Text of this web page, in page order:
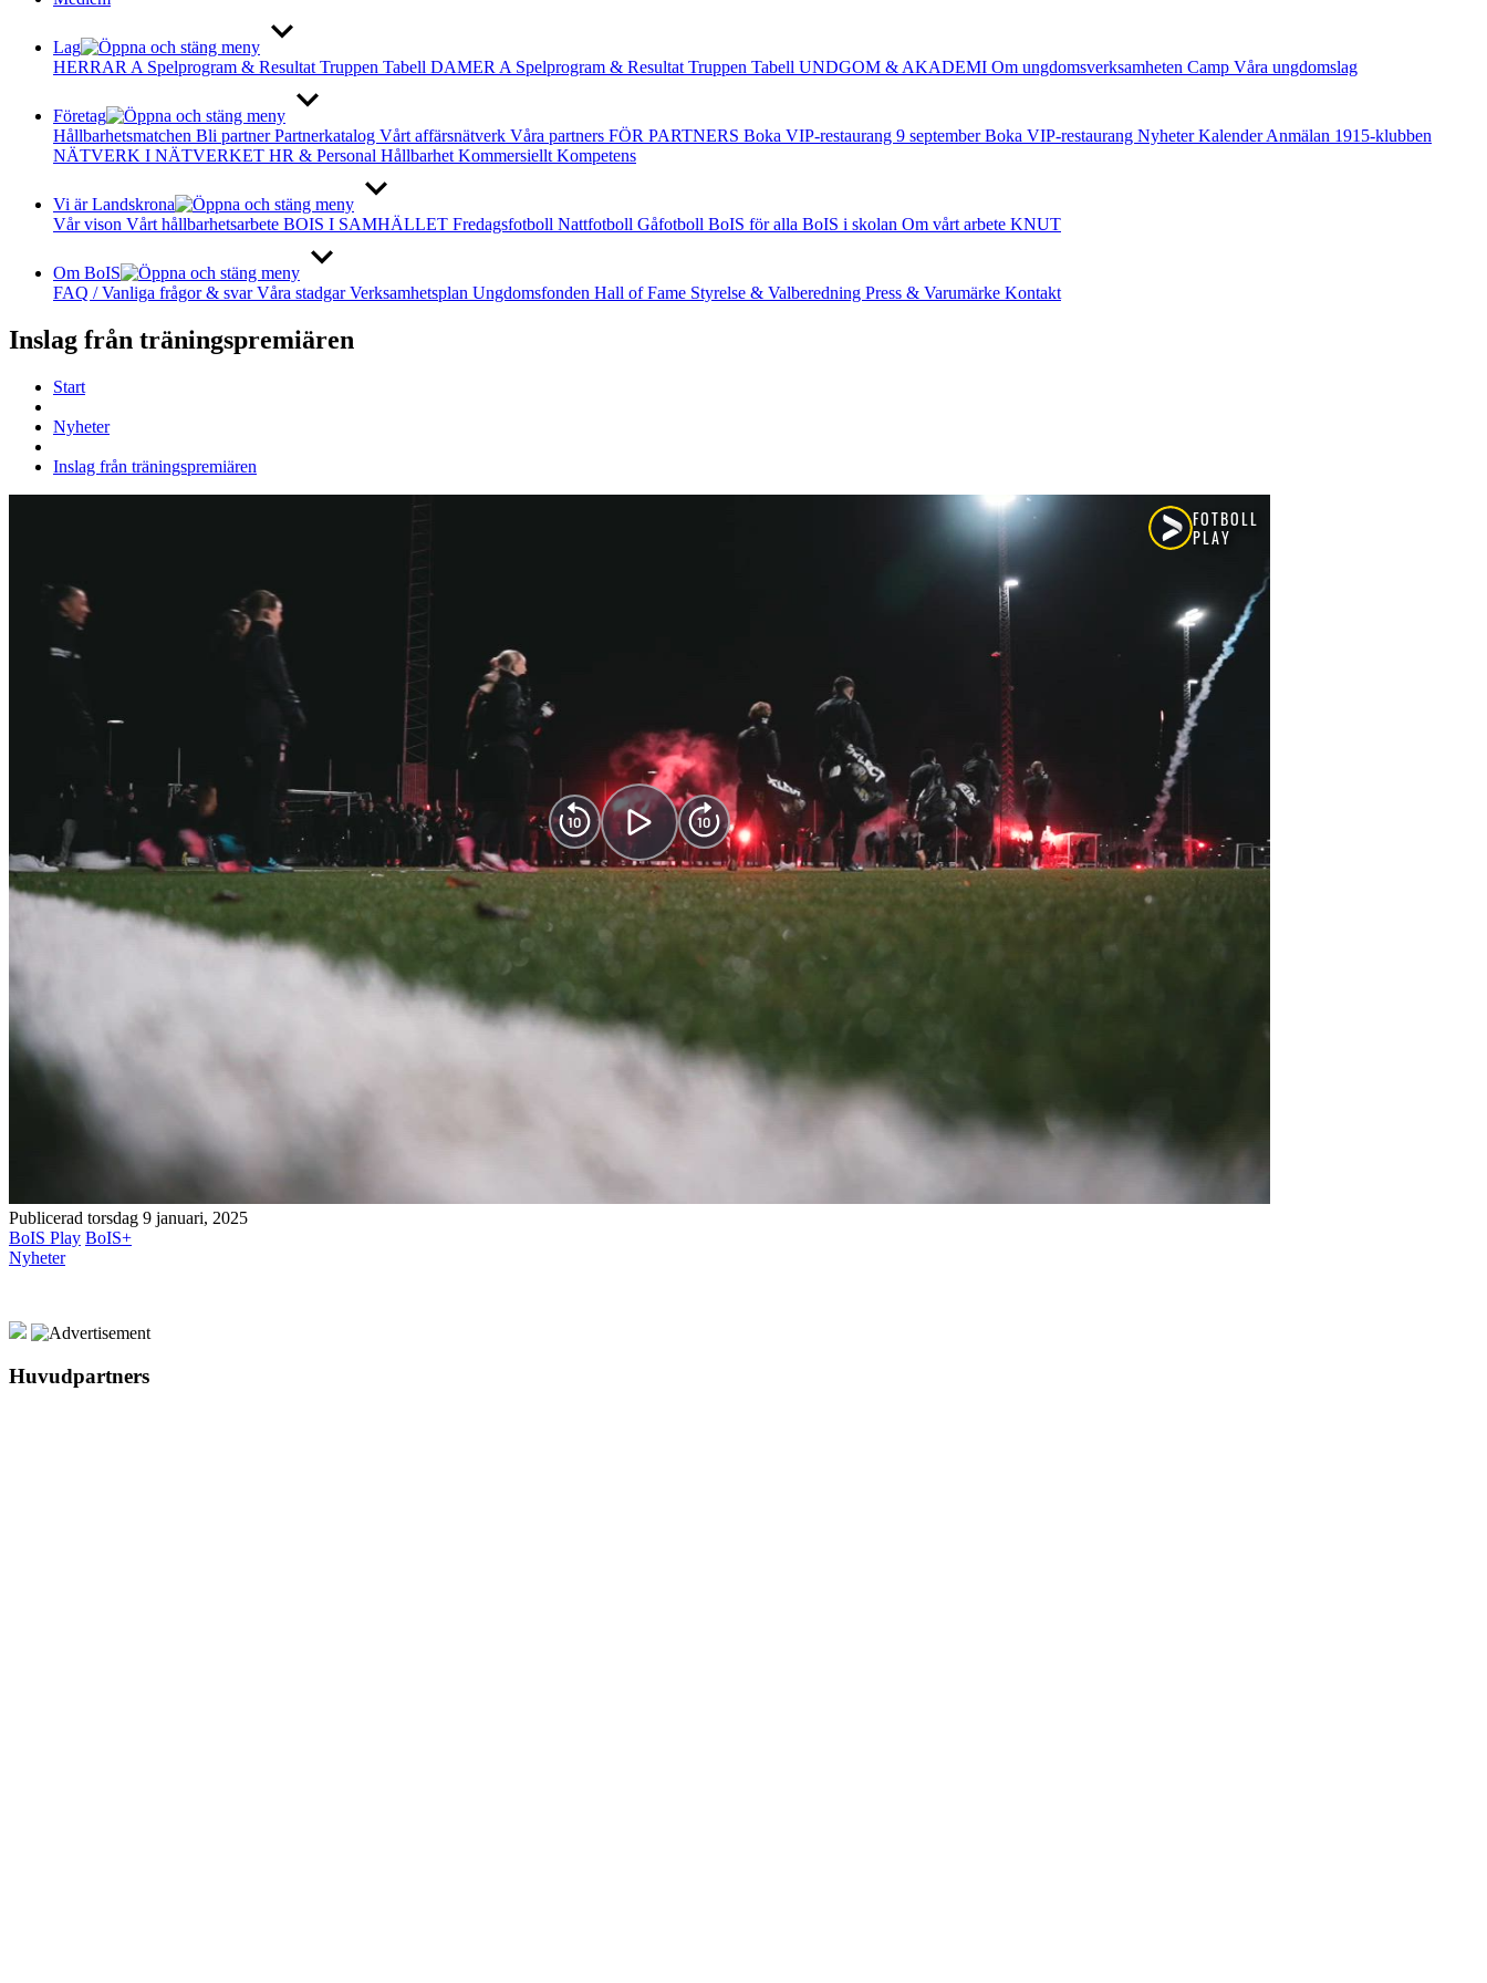
Lag
HERRAR A Spelprogram & Resultat Truppen Tabell DAMER A Spelprogram & Resultat Truppen Tabell UNDGOM & AKADEMI Om ungdomsverksamheten Camp Våra ungdomslag
Företag
Hållbarhetsmatchen Bli partnerPartnerkatalog Vårt affärsnätverk Våra partners FÖR PARTNERS Boka VIP-restaurang 9 septemberBoka VIP-restaurang NyheterKalenderAnmälan 1915-klubben
NÄTVERK I NÄTVERKET HR & Personal Hållbarhet Kommersiellt Kompetens
Vi är Landskrona
Vår vison Vårt hållbarhetsarbete BOIS I SAMHÄLLET Fredagsfotboll Nattfotboll Gåfotboll BoIS för alla BoIS i skolan Om vårt arbete KNUT
Om BoIS
FAQ / Vanliga frågor & svarVåra stadgarVerksamhetsplan Ungdomsfonden Hall of Fame Styrelse & Valberedning Press & Varumärke Kontakt
Inslag från träningspremiären
Start
Nyheter
Inslag från träningspremiären
Publicerad torsdag 9 januari, 2025
BoIS Play BoIS+
Nyheter
Huvudpartners